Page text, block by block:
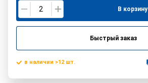
В корзину
Быстрый заказ
в наличии >12 шт.